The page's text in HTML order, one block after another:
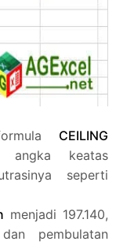
CEILING
angka keatas
seperti
menjadi 197.140,
pembulatan